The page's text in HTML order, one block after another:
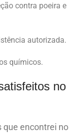
contra poeira e
autorizada.
químicos.
no
que encontrei no